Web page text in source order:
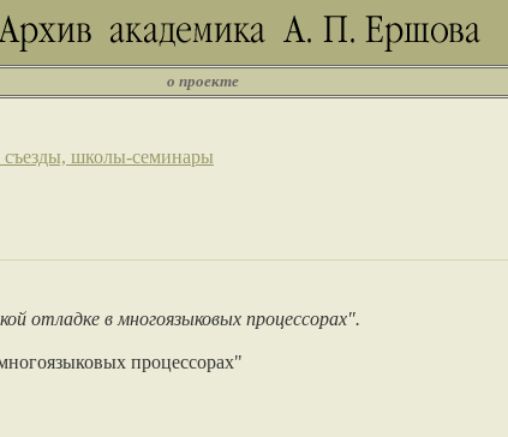
о проекте
школы-семинары
отладке в многоязыковых процессорах".
процессорах"